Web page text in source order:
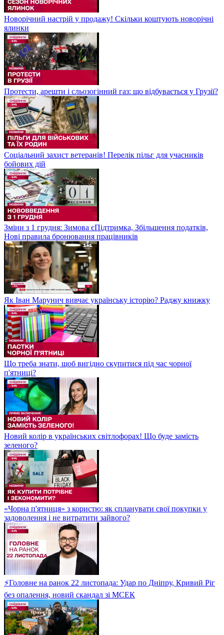
Новорічний настрій у продажу! Скільки коштують новорічні
ялинки
Протести, арешти і сльозогінний газ: що відбувається у Грузії?
Соціальний захист ветеранів! Перелік пільг для учасників
бойових дій
Зміни з 1 грудня: Зимова єПідтримка, Збільшення податків,
Нові правила бронювання працівників
Як Іван Марунич вивчає українську історію? Раджу книжку
Що треба знати, щоб вигідно скупитися під час чорної
п'ятниці?
Новий колір в українських світлофорах! Що буде замість
зеленого?
«Чорна п'ятниця» з користю: як спланувати свої покупки у
задоволення і не витратити зайвого?
⚡Головне на ранок 22 листопада: Удар по Дніпру, Кривий Ріг
без опалення, новий скандал зі МСЕК